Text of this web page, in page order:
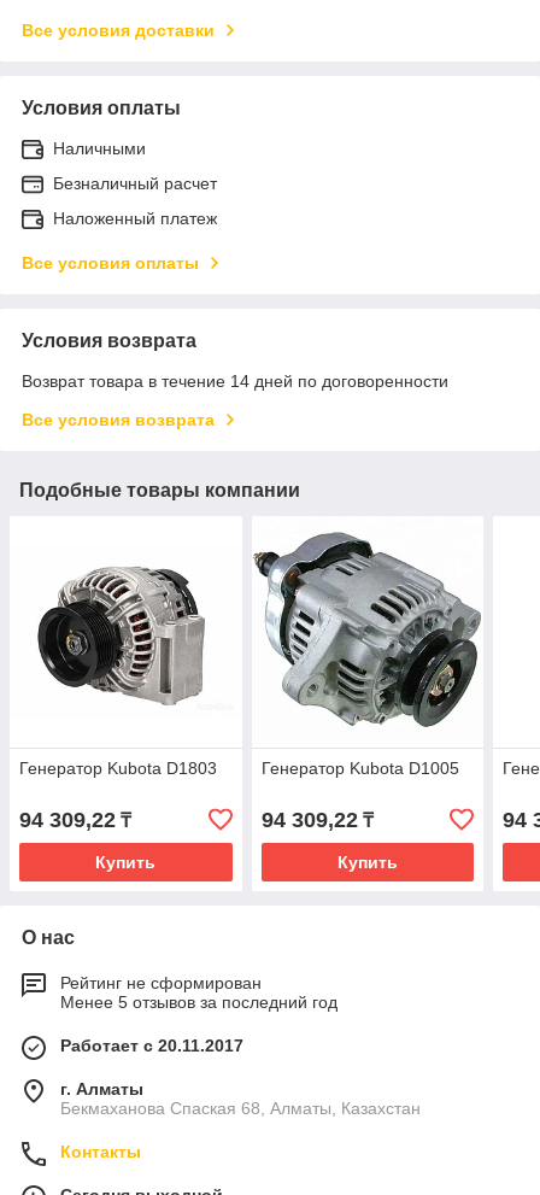
Все условия доставки
Условия оплаты
Наличными
Безналичный расчет
Наложенный платеж
Все условия оплаты
Условия возврата
Возврат товара в течение 14 дней по договоренности
Все условия возврата
Подобные товары компании
Генератор Kubota D1803
94 309,22 ₸
Купить
Генератор Kubota D1005
94 309,22₸
Купить
94
О нас
Рейтинг не сформирован
Менее 5 отзывов за последний год
Работает с 20.11.2017
г. Алматы
Бекмаханова Спаская 68, Алматы, Казахстан
Контакты